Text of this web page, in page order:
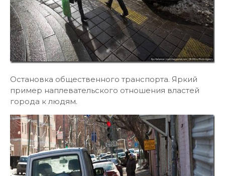
Остановка общественного транспорта. Яркий
пример наплевательского отношения властей
города к людям.